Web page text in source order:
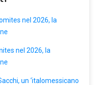
nel 2026, la
nel 2026, la
un ‘italomessicano